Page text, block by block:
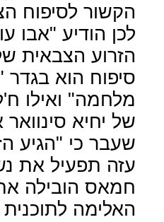
הקשור לסיפוח
לכן הודיע "אבו
הזרוע הצבאית
סיפוח הוא בגדר
מלחמה" ואילו
של יחיא
שעבר כי "הגיע
עזה תפעיל את
חמאס הובילה
האלימה